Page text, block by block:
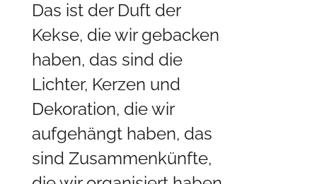
Das ist der Duft der
Kekse, die wir gebacken
haben, das sind die
Lichter, Kerzen und
Dekoration, die wir
aufgehängt haben, das
sind Zusammenkünfte,